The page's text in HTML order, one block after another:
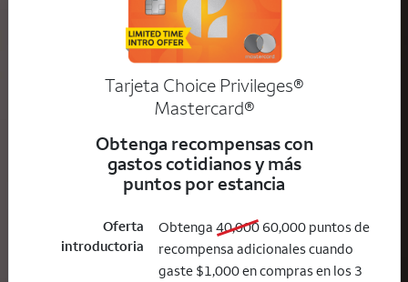
Tarjeta Choice Privileges®
Mastercard®
Obtenga recompensas con
gastos cotidianos y más
puntos por estancia
Oferta
introductoria
Obtenga 40,000old bonus
60,000new bonus
puntos de
recompensa adicionales cuando
gaste $1,000 en compras en los 3